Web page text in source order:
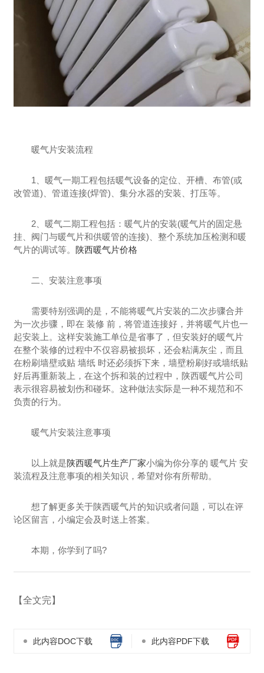
暖气片安装流程
1、暖气一期工程包括暖气设备的定位、开槽、布管(或
改管道)、管道连接(焊管)、集分水器的安装、打压等。
2、暖气二期工程包括：暖气片的安装(暖气片的固定悬
挂、阀门与暖气片和供暖管的连接)、整个系统加压检测和暖
气片的调试等。 陕西暖气片价格
二、安装注意事项
需要特别强调的是，不能将暖气片安装的二次步骤合并
为一次步骤，即在 装修 前，将管道连接好，并将暖气片也一
起安装上。这样安装施工单位是省事了，但安装好的暖气片
在整个装修的过程中不仅容易被损坏，还会粘满灰尘，而且
在粉刷墙壁或贴 墙纸 时还必须拆下来，墙壁粉刷好或墙纸贴
好后再重新装上，在这个拆和装的过程中，陕西暖气片公司
表示很容易被划伤和碰坏。这种做法实际是一种不规范和不
负责的行为。
暖气片安装注意事项
以上就是陕西暖气片生产厂家小编为你分享的 暖气片 安
装流程及注意事项的相关知识，希望对你有所帮助。
想了解更多关于陕西暖气片的知识或者问题，可以在评
论区留言，小编定会及时送上答案。
本期，你学到了吗?
【全文完】
此内容DOC下载 此内容PDF下载